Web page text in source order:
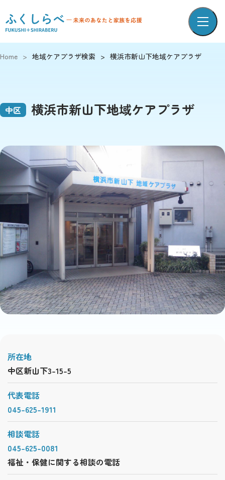
Home > 地域ケアプラザ検索 > 横浜市新山下地域ケアプラザ
中区 横浜市新山下地域ケアプラザ
所在地
中区新山下3-15-5
代表電話
045-625-1911
相談電話
045-625-0081
福祉・保健に関する相談の電話